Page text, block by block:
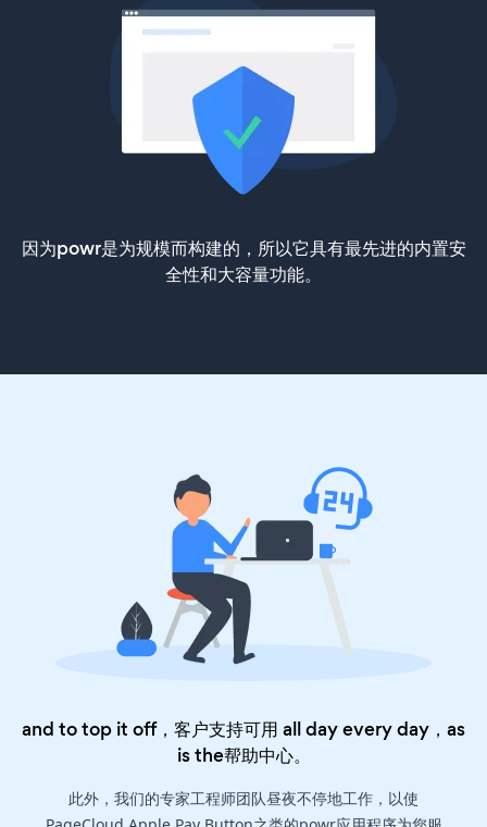
因为powr是为规模而构建的，所以它具有最先进的内置安
全性和大容量功能。
and to top it off，客户支持可用 all day every day，as
is the帮助中心。
此外，我们的专家工程师团队昼夜不停地工作，以使